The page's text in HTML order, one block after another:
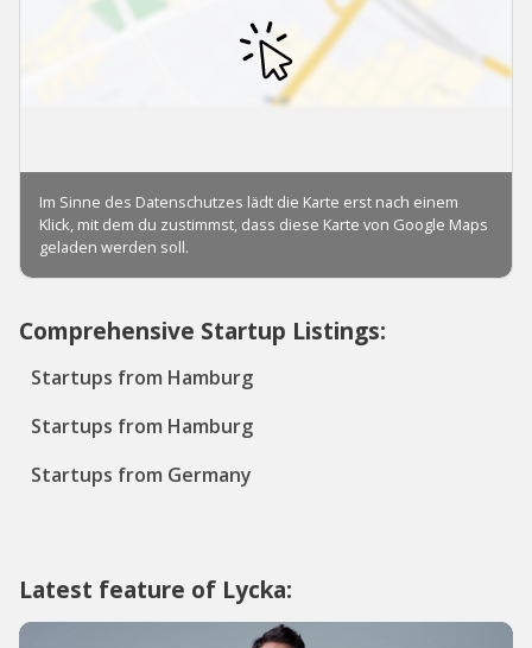
Comprehensive Startup Listings:
Startups from Hamburg
Startups from Hamburg
Startups from Germany
Latest feature of Lycka: